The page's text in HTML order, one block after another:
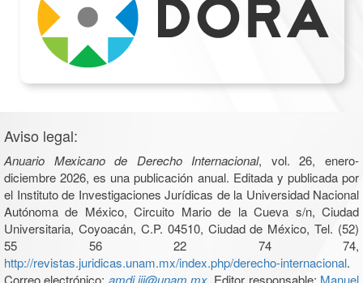
Aviso legal:
Anuario Mexicano de Derecho Internacional, vol. 26, enero-
diciembre 2026, es una publicación anual. Editada y publicada por
el Instituto de Investigaciones Jurídicas de la Universidad Nacional
Autónoma de México, Circuito Mario de la Cueva s/n, Ciudad
Universitaria, Coyoacán, C.P. 04510, Ciudad de México, Tel. (52)
55 56 22 74 74,
http://revistas.juridicas.unam.mx/index.php/derecho-internacional.
Correo electrónico: amdi.iij@unam.mx. Editor responsable: Manuel